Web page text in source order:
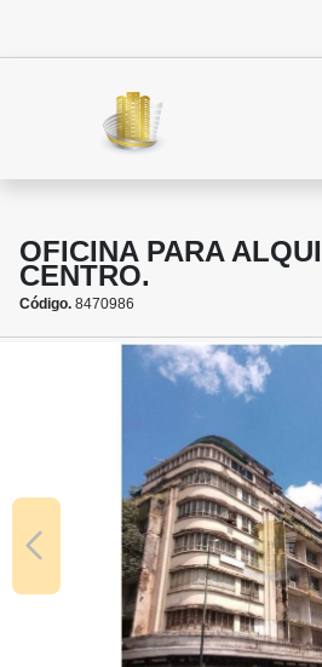
OFICINA PARA
CENTRO.
Código. 8470986